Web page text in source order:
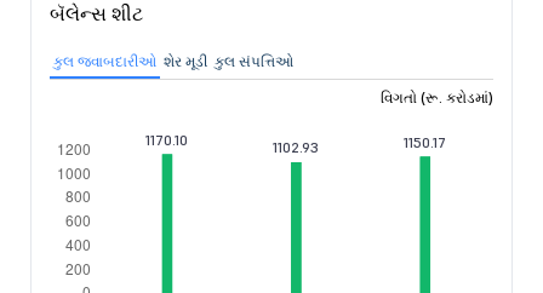
બૅલેન્સ શીટ
કુલ જવાબદારીઓ શેર મૂડી કુલ સંપત્તિઓ
વિગતો (રૂ. કરોડમાં)